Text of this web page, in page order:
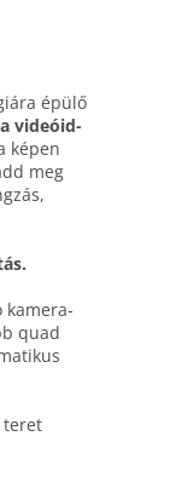
épülő
videóid­
képen
meg
kamera­
quad
teret